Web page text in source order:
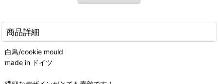
商品詳細
白鳥/cookie mould
made in ドイツ